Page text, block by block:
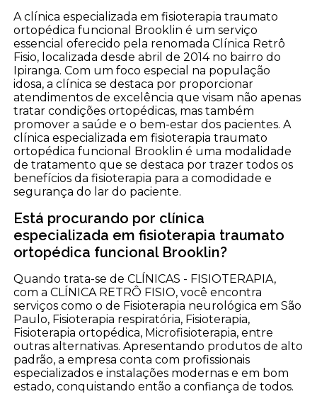
A clínica especializada em fisioterapia traumato
ortopédica funcional Brooklin é um serviço
essencial oferecido pela renomada Clínica Retrô
Fisio, localizada desde abril de 2014 no bairro do
Ipiranga. Com um foco especial na população
idosa, a clínica se destaca por proporcionar
atendimentos de excelência que visam não apenas
tratar condições ortopédicas, mas também
promover a saúde e o bem-estar dos pacientes. A
clínica especializada em fisioterapia traumato
ortopédica funcional Brooklin é uma modalidade
de tratamento que se destaca por trazer todos os
benefícios da fisioterapia para a comodidade e
segurança do lar do paciente.
Está procurando por clínica
especializada em fisioterapia traumato
ortopédica funcional Brooklin?
Quando trata-se de CLÍNICAS - FISIOTERAPIA,
com a CLÍNICA RETRÔ FISIO, você encontra
serviços como o de Fisioterapia neurológica em São
Paulo, Fisioterapia respiratória, Fisioterapia,
Fisioterapia ortopédica, Microfisioterapia, entre
outras alternativas. Apresentando produtos de alto
padrão, a empresa conta com profissionais
especializados e instalações modernas e em bom
estado, conquistando então a confiança de todos.